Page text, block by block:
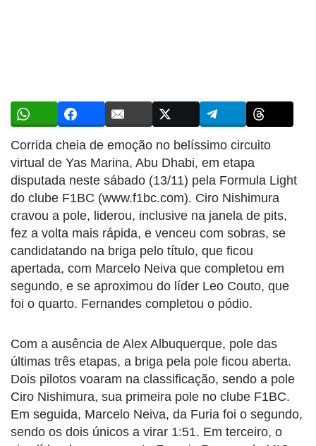
Corrida cheia de emoção no belíssimo circuito
virtual de Yas Marina, Abu Dhabi, em etapa
disputada neste sábado (13/11) pela Formula Light
do clube F1BC (www.f1bc.com). Ciro Nishimura
cravou a pole, liderou, inclusive na janela de pits,
fez a volta mais rápida, e venceu com sobras, se
candidatando na briga pelo título, que ficou
apertada, com Marcelo Neiva que completou em
segundo, e se aproximou do líder Leo Couto, que
foi o quarto. Fernandes completou o pódio.
Com a ausência de Alex Albuquerque, pole das
últimas três etapas, a briga pela pole ficou aberta.
Dois pilotos voaram na classificação, sendo a pole
Ciro Nishimura, sua primeira pole no clube F1BC.
Em seguida, Marcelo Neiva, da Furia foi o segundo,
sendo os dois únicos a virar 1:51. Em terceiro, o